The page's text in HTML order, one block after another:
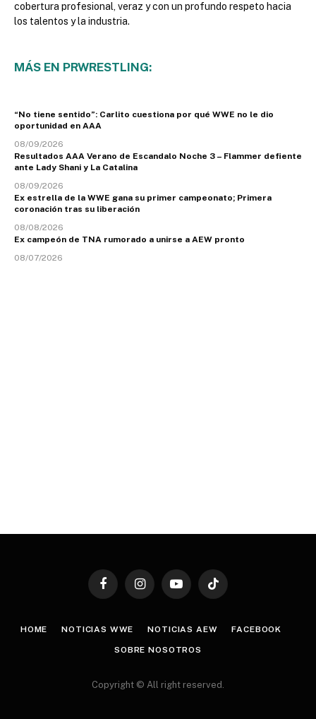
cobertura profesional, veraz y con un profundo respeto hacia
los talentos y la industria.
MÁS EN PRWRESTLING:
“No tiene sentido”: Carlito cuestiona por qué WWE no le dio
oportunidad en AAA
08/09/2026
Resultados AAA Verano de Escandalo Noche 3 – Flammer defiente
ante Lady Shani y La Catalina
08/09/2026
Ex estrella de la WWE gana su primer campeonato; Primera
coronación tras su liberación
08/08/2026
Ex campeón de TNA rumorado a unirse a AEW pronto
08/07/2026
FacebookInstagramYouTubeTikTok
HOME NOTICIAS WWE NOTICIAS AEW FACEBOOK
SOBRE NOSOTROS
Copyright © All right reserved.